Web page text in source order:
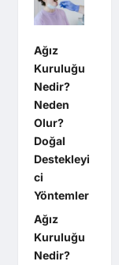
Ağız
Kuruluğu
Nedir?
Neden
Olur?
Doğal
Destekleyi
ci
Yöntemler
Ağız
Kuruluğu
Nedir?